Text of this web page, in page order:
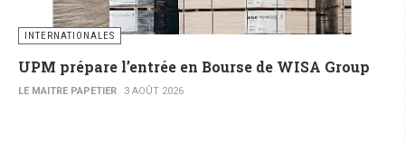
INTERNATIONALES
UPM prépare l’entrée en Bourse de WISA Group
LE MAITRE PAPETIER 3 AOÛT 2026